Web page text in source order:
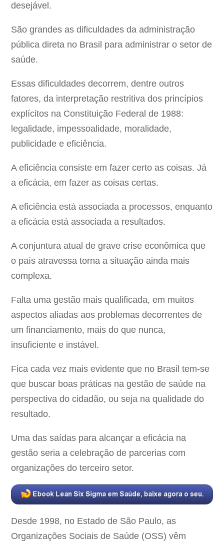
desejável.
São grandes as dificuldades da administração
pública direta no Brasil para administrar o setor de
saúde.
Essas dificuldades decorrem, dentre outros
fatores, da interpretação restritiva dos princípios
explícitos na Constituição Federal de 1988:
legalidade, impessoalidade, moralidade,
publicidade e eficiência.
A eficiência consiste em fazer certo as coisas. Já
a eficácia, em fazer as coisas certas.
A eficiência está associada a processos, enquanto
a eficácia está associada a resultados.
A conjuntura atual de grave crise econômica que
o país atravessa torna a situação ainda mais
complexa.
Falta uma gestão mais qualificada, em muitos
aspectos aliadas aos problemas decorrentes de
um financiamento, mais do que nunca,
insuficiente e instável.
Fica cada vez mais evidente que no Brasil tem-se
que buscar boas práticas na gestão de saúde na
perspectiva do cidadão, ou seja na qualidade do
resultado.
Uma das saídas para alcançar a eficácia na
gestão seria a celebração de parcerias com
organizações do terceiro setor.
Desde 1998, no Estado de São Paulo, as
Organizações Sociais de Saúde (OSS) vêm